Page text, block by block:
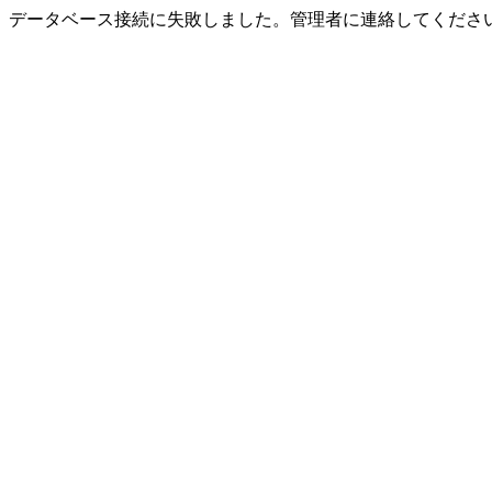
データベース接続に失敗しました。管理者に連絡してくださ